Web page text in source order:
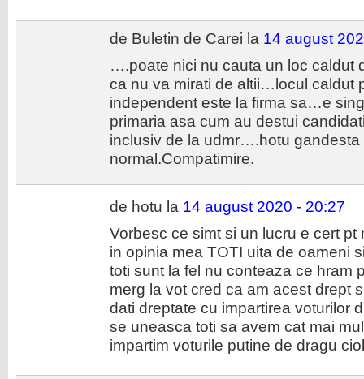
de Buletin de Carei la 14 august
….poate nici nu cauta un loc caldut
ca nu va mirati de altii…locul caldut
independent este la firma sa…e
primaria asa cum au destui
inclusiv de la udmr….hotu
normal.Compatimire.
de hotu la 14 august 2020 - 20:27
Vorbesc ce simt si un lucru e cert
in opinia mea TOTI uita de oameni
toti sunt la fel nu conteaza ce hram
merg la vot cred ca am acest drept
dati dreptate cu impartirea voturilor
se uneasca toti sa avem cat mai
impartim voturile putine de dragu